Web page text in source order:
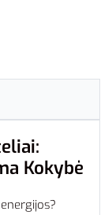
Kokybė